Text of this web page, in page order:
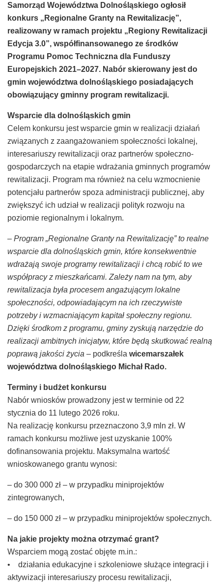
Samorząd Województwa Dolnośląskiego ogłosił
konkurs „Regionalne Granty na Rewitalizację”,
realizowany w ramach projektu „Regiony Rewitalizacji
Edycja 3.0”, współfinansowanego ze środków
Programu Pomoc Techniczna dla Funduszy
Europejskich 2021–2027. Nabór skierowany jest do
gmin województwa dolnośląskiego posiadających
obowiązujący gminny program rewitalizacji.
Wsparcie dla dolnośląskich gmin
Celem konkursu jest wsparcie gmin w realizacji działań
związanych z zaangażowaniem społeczności lokalnej,
interesariuszy rewitalizacji oraz partnerów społeczno-
gospodarczych na etapie wdrażania gminnych programów
rewitalizacji. Program ma również na celu wzmocnienie
potencjału partnerów spoza administracji publicznej, aby
zwiększyć ich udział w realizacji polityk rozwoju na
poziomie regionalnym i lokalnym.
– Program „Regionalne Granty na Rewitalizację” to realne
wsparcie dla dolnośląskich gmin, które konsekwentnie
wdrażają swoje programy rewitalizacji i chcą robić to we
współpracy z mieszkańcami. Zależy nam na tym, aby
rewitalizacja była procesem angażującym lokalne
społeczności, odpowiadającym na ich rzeczywiste
potrzeby i wzmacniającym kapitał społeczny regionu.
Dzięki środkom z programu, gminy zyskują narzędzie do
realizacji ambitnych inicjatyw, które będą skutkować realną
poprawą jakości życia – podkreśla wicemarszałek
województwa dolnośląskiego Michał Rado.
Terminy i budżet konkursu
Nabór wniosków prowadzony jest w terminie od 22
stycznia do 11 lutego 2026 roku.
Na realizację konkursu przeznaczono 3,9 mln zł. W
ramach konkursu możliwe jest uzyskanie 100%
dofinansowania projektu. Maksymalna wartość
wnioskowanego grantu wynosi:
– do 300 000 zł – w przypadku miniprojektów
zintegrowanych,
– do 150 000 zł – w przypadku miniprojektów społecznych.
Na jakie projekty można otrzymać grant?
Wsparciem mogą zostać objęte m.in.:
• działania edukacyjne i szkoleniowe służące integracji i
aktywizacji interesariuszy procesu rewitalizacji,